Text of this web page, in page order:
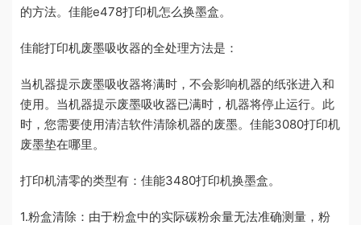
的方法。佳能e478打印机怎么换墨盒。
佳能打印机废墨吸收器的全处理方法是：
当机器提示废墨吸收器将满时，不会影响机器的纸张进入和
使用。当机器提示废墨吸收器已满时，机器将停止运行。此
时，您需要使用清洁软件清除机器的废墨。佳能3080打印机
废墨垫在哪里。
打印机清零的类型有：佳能3480打印机换墨盒。
1.粉盒清除：由于粉盒中的实际碳粉余量无法准确测量，粉